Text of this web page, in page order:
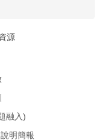
源
融入)
明簡報